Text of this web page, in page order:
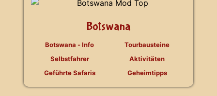
Botswana
Botswana - Info
Selbstfahrer
Geführte Safaris
Tourbausteine
Aktivitäten
Geheimtipps